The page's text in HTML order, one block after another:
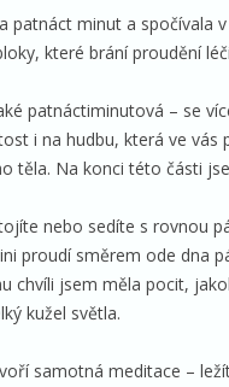
patnáct minut a spočívala
které brání proudění
patnáctiminutová – se
i na hudbu, která ve vás
těla. Na konci této části
nebo sedíte s rovnou
proudí směrem ode dna
chvíli jsem měla pocit,
kužel světla.
samotná meditace –